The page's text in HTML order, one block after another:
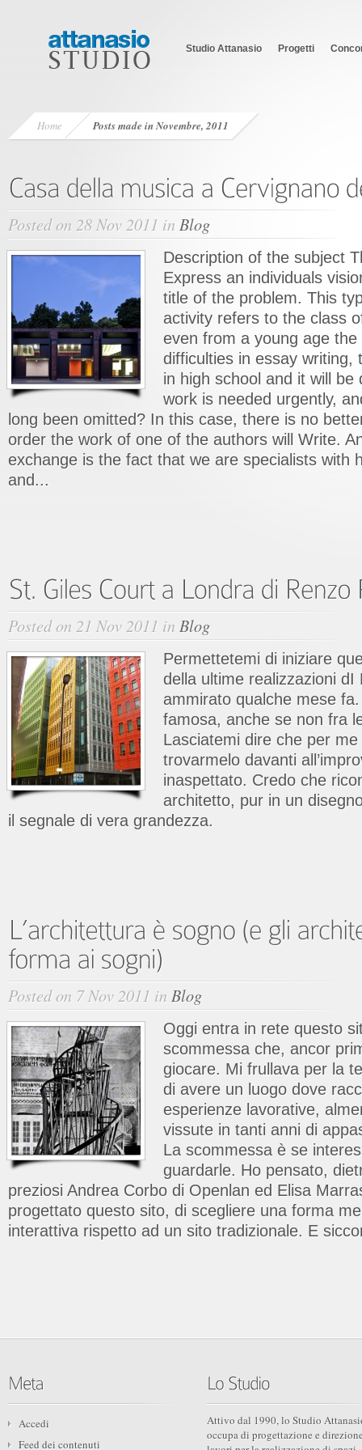
Studio Attanasio Progetti
Home Posts made in Novembre, 2011
Posted on 28 Nov 2011 in Blog
Description of the subject
Express an individuals
title of the problem. This
activity refers to the class
even from a young age
difficulties in essay writing,
in high school and it will
work is needed urgently,
long been omitted? In this case, there is no
order the work of one of the authors will Write.
exchange is the fact that we are specialists with
and...
Posted on 21 Nov 2011 in Blog
Permettetemi di iniziare
della ultime realizzazioni dI
ammirato qualche mese fa.
famosa, anche se non fra
Lasciatemi dire che per me
trovarmelo davanti
inaspettato. Credo che
architetto, pur in un
il segnale di vera grandezza.
Posted on 7 Nov 2011 in Blog
Oggi entra in rete questo
scommessa che, ancor
giocare. Mi frullava per la
di avere un luogo dove
esperienze lavorative,
vissute in tanti anni di
La scommessa è se
guardarle. Ho pensato,
preziosi Andrea Corbo di Openlan ed Elisa
progettato questo sito, di scegliere una forma
interattiva rispetto ad un sito tradizionale. E
Accedi
Feed dei contenuti
Attivo dal 1990, lo Studio
occupa di progettazione e